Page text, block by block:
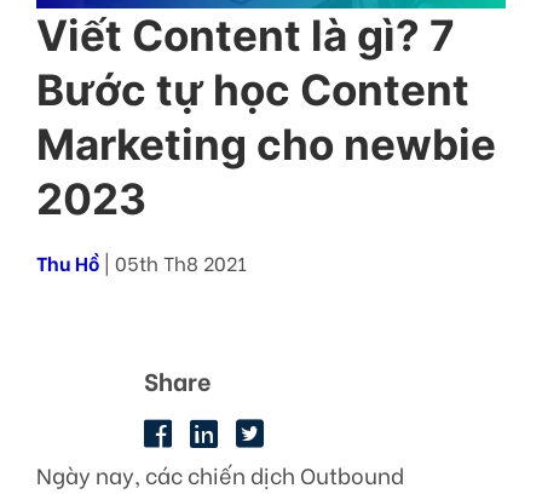
Viết Content là gì? 7
Bước tự học Content
Marketing cho newbie
2023
Thu Hồ | 05th Th8 2021
Share
Ngày nay, các chiến dịch Outbound